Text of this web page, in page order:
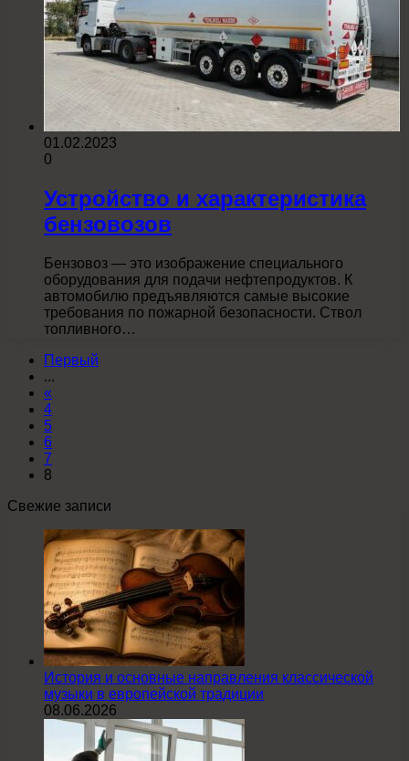
01.02.2023
0
Устройство и характеристика
бензовозов
Бензовоз — это изображение специального
оборудования для подачи нефтепродуктов. К
автомобилю предъявляются самые высокие
требования по пожарной безопасности. Ствол
топливного…
Первый
...
«
4
5
6
7
8
Свежие записи
История и основные направления классической
музыки в европейской традиции
08.06.2026